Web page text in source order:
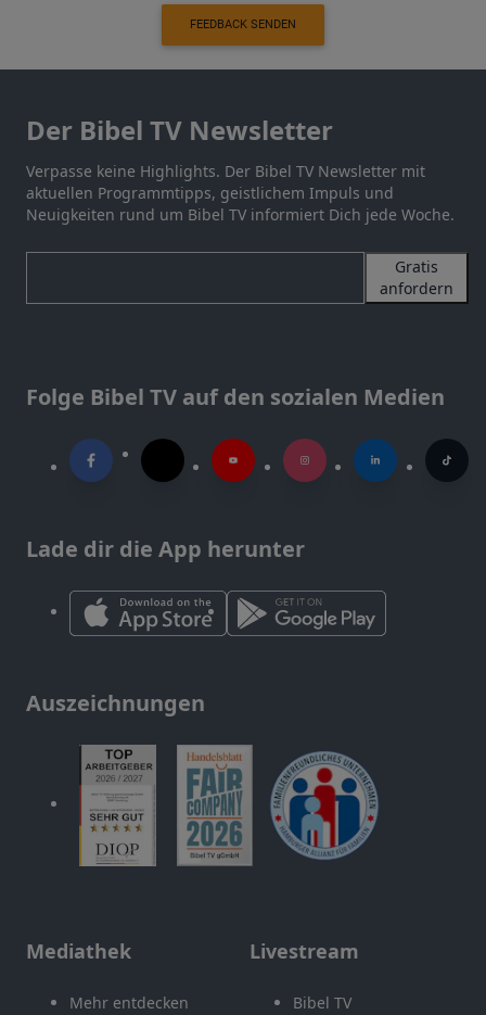
FEEDBACK SENDEN
Der Bibel TV Newsletter
Verpasse keine Highlights. Der Bibel TV Newsletter mit
aktuellen Programmtipps, geistlichem Impuls und
Neuigkeiten rund um Bibel TV informiert Dich jede Woche.
Gratis
anfordern
Folge Bibel TV auf den sozialen Medien
Lade dir die App herunter
Auszeichnungen
Mediathek
Mehr entdecken
Livestream
Bibel TV